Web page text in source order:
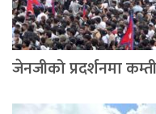
जेनजीको प्रदर्शनमा